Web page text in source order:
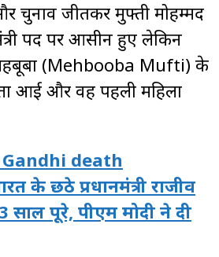
जीतकर मुफ्ती मोहम्मद
पद पर आसीन हुए लेकिन
(Mehbooba Mufti) के
आई और वह पहली महिला
death
के छठे प्रधानमंत्री राजीव
साल पूरे, पीएम मोदी ने दी